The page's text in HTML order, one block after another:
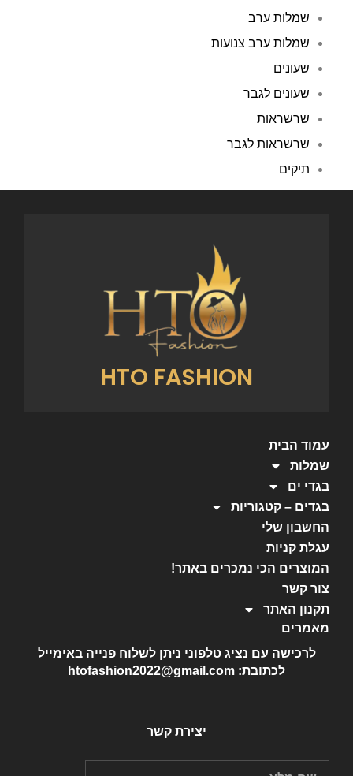
שמלות ערב
שמלות ערב צנועות
שעונים
שעונים לגבר
שרשראות
שרשראות לגבר
תיקים
HTO FASHION
עמוד הבית
שמלות
בגדי ים
בגדים – קטגוריות
החשבון שלי
עגלת קניות
המוצרים הכי נמכרים באתר!
צור קשר
תקנון האתר
מאמרים
לרכישה עם נציג טלפוני ניתן לשלוח פנייה באימייל
לכתובת: htofashion2022@gmail.com
יצירת קשר